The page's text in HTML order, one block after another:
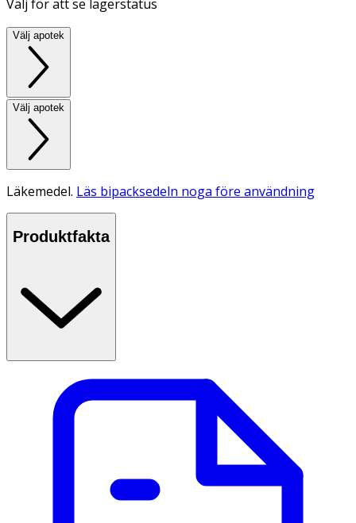
Välj för att se lagerstatus
Välj apotek
Välj apotek
Läkemedel. Läs bipacksedeln noga före användning
Produktfakta